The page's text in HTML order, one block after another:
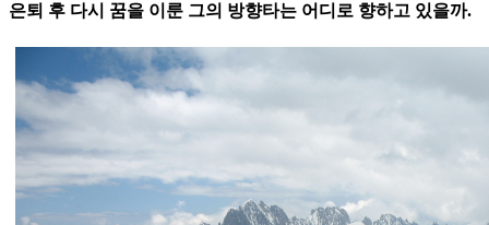
은퇴 후 다시 꿈을 이룬 그의 방향타는 어디로 향하고 있을까.